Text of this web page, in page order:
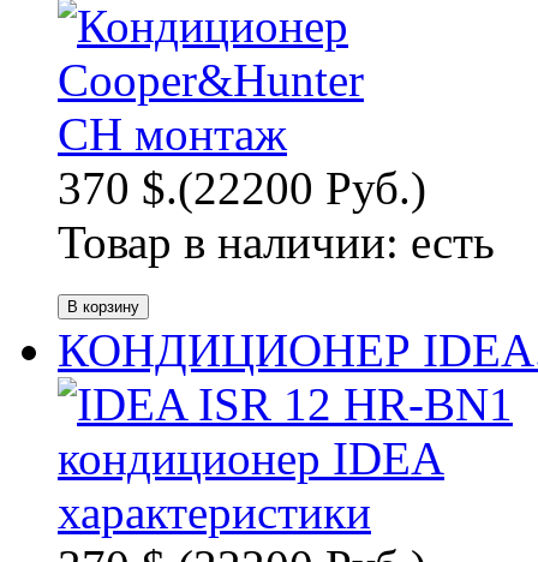
370 $.(22200 Руб.)
Товар в наличии: есть
КОНДИЦИОНЕР